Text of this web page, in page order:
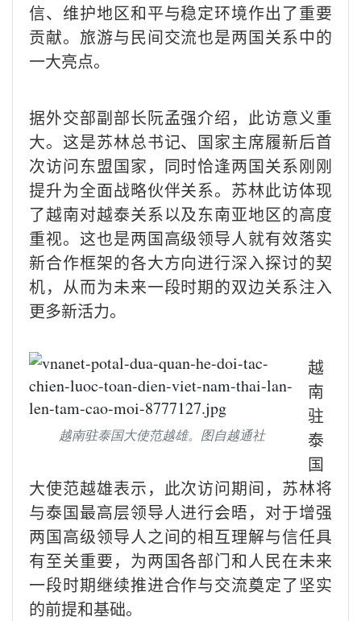
信、维护地区和平与稳定环境作出了重要
贡献。旅游与民间交流也是两国关系中的
一大亮点。
据外交部副部长阮孟强介绍，此访意义重
大。这是苏林总书记、国家主席履新后首
次访问东盟国家，同时恰逢两国关系刚刚
提升为全面战略伙伴关系。苏林此访体现
了越南对越泰关系以及东南亚地区的高度
重视。这也是两国高级领导人就有效落实
新合作框架的各大方向进行深入探讨的契
机，从而为未来一段时期的双边关系注入
更多新活力。
越南驻泰国大使范越雄。图自越通社
越
南
驻
泰
国
大使范越雄表示，此次访问期间，苏林将
与泰国最高层领导人进行会晤，对于增强
两国高级领导人之间的相互理解与信任具
有至关重要，为两国各部门和人民在未来
一段时期继续推进合作与交流奠定了坚实
的前提和基础。